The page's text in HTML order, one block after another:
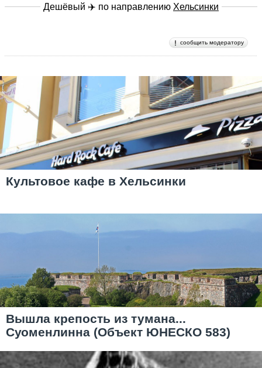
Дешёвый ✈️ по направлению Хельсинки
сообщить модератору
Культовое кафе в Хельсинки
Вышла крепость из тумана...
Суоменлинна (Объект ЮНЕСКО 583)